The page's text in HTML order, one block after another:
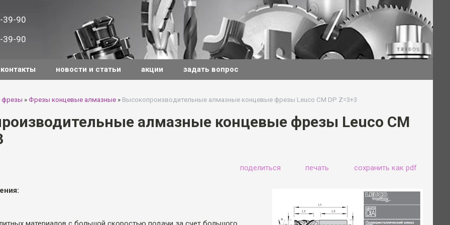
39-90
39-90
контакты новости и статьи акции задать вопрос
фрезы » Фрезы концевые алмазные » Высокопроизводительные алмазные концевые фрезы Leuco CM DP Z=3+3
алмазные концевые фрезы Leuco CM
поделиться печать сохранить как pdf